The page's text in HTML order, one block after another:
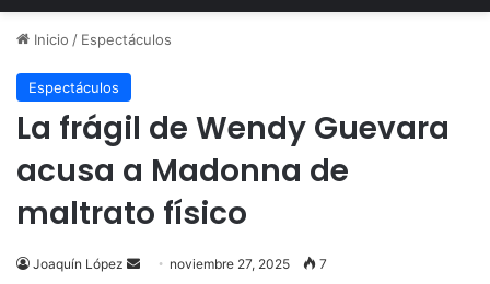
Inicio / Espectáculos
Espectáculos
La frágil de Wendy Guevara
acusa a Madonna de
maltrato físico
Joaquín López
Send noviembre 27, 2025 7